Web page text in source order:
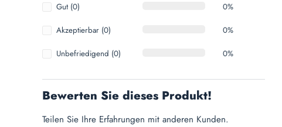
Gut (0) 0%
Akzeptierbar (0) 0%
Unbefriedigend (0) 0%
Bewerten Sie dieses Produkt!
Teilen Sie Ihre Erfahrungen mit anderen Kunden.